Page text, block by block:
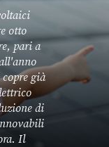
otto
pari a
già
di
Il